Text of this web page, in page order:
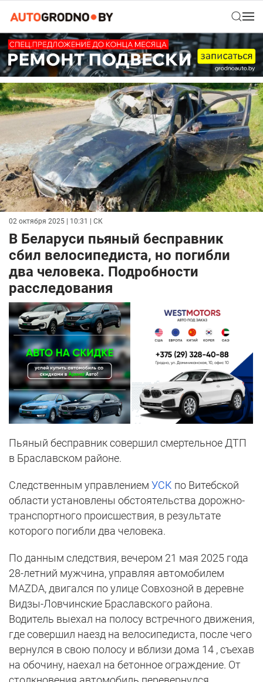
02 октября 2025 | 10:31 | СК
В Беларуси пьяный бесправник
сбил велосипедиста, но погибли
два человека. Подробности
расследования
Пьяный бесправник совершил смертельное ДТП
в Браславском районе.
Следственным управлением УСК по Витебской
области установлены обстоятельства дорожно-
транспортного происшествия, в результате
которого погибли два человека.
По данным следствия, вечером 21 мая 2025 года
28-летний мужчина, управляя автомобилем
MAZDA, двигался по улице Совхозной в деревне
Видзы-Ловчинские Браславского района.
Водитель выехал на полосу встречного движения,
где совершил наезд на велосипедиста, после чего
вернулся в свою полосу и вблизи дома 14 , съехав
на обочину, наехал на бетонное ограждение. От